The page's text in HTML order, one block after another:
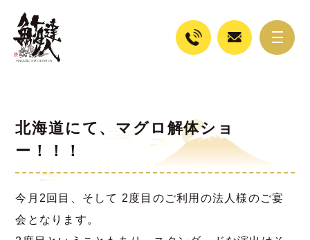
北海道にて、マグロ解体ショ
ー！！！
今月2回目、そして 2度目のご利用の法人様のご宴
会となります。